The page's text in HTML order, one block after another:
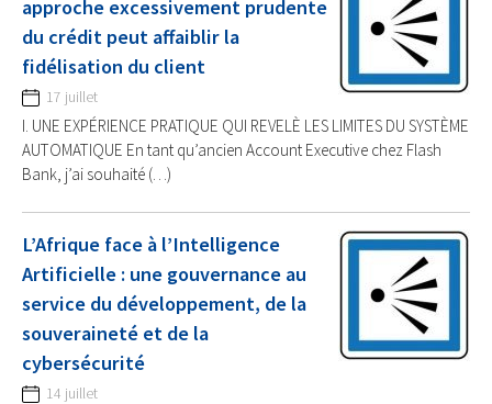
approche excessivement prudente
du crédit peut affaiblir la
fidélisation du client
17 juillet
I. UNE EXPÉRIENCE PRATIQUE QUI REVELÈ LES LIMITES DU SYSTÈME
AUTOMATIQUE En tant qu’ancien Account Executive chez Flash
Bank, j’ai souhaité (…)
L’Afrique face à l’Intelligence
Artificielle : une gouvernance au
service du développement, de la
souveraineté et de la
cybersécurité
14 juillet